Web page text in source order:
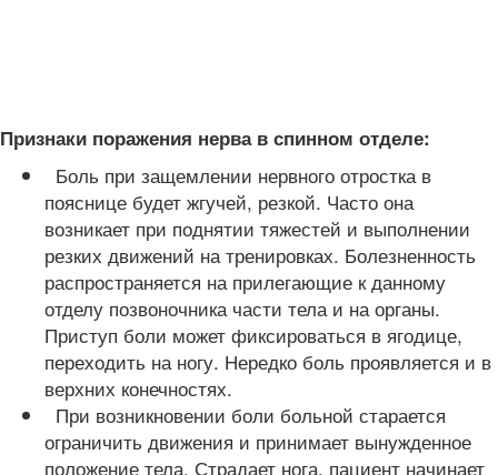
Признаки поражения нерва в спинном отделе:
Боль при защемлении нервного отростка в
пояснице будет жгучей, резкой. Часто она
возникает при поднятии тяжестей и выполнении
резких движений на тренировках. Болезненность
распространяется на прилегающие к данному
отделу позвоночника части тела и на органы.
Приступ боли может фиксироваться в ягодице,
переходить на ногу. Нередко боль проявляется и в
верхних конечностях.
При возникновении боли больной старается
ограничить движения и принимает вынужденное
положение тела. Страдает нога, пациент начинает